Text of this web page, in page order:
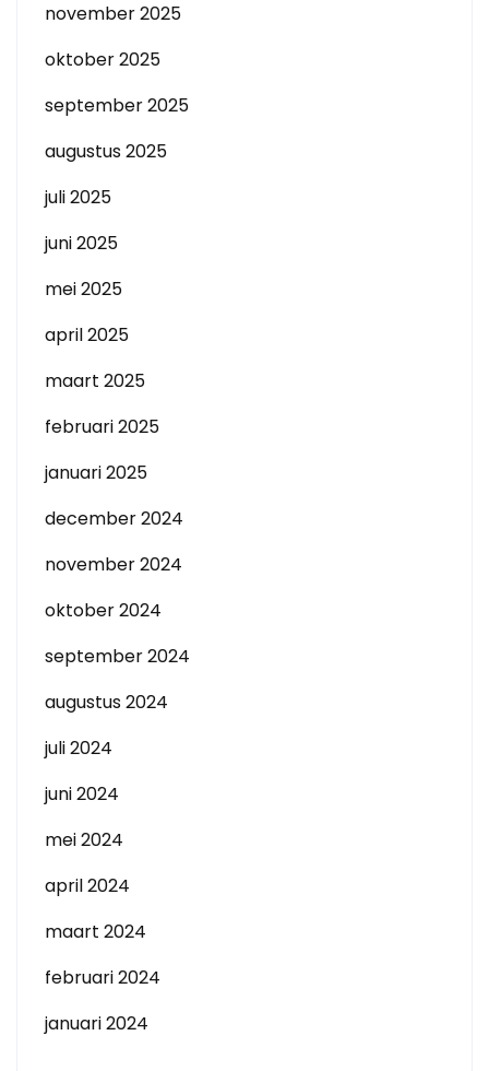
november 2025
oktober 2025
september 2025
augustus 2025
juli 2025
juni 2025
mei 2025
april 2025
maart 2025
februari 2025
januari 2025
december 2024
november 2024
oktober 2024
september 2024
augustus 2024
juli 2024
juni 2024
mei 2024
april 2024
maart 2024
februari 2024
januari 2024